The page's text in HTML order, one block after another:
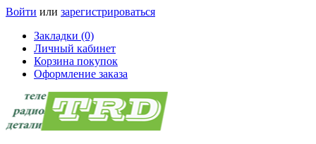
Войти или зарегистрироваться
Закладки (0)
Личный кабинет
Корзина покупок
Оформление заказа